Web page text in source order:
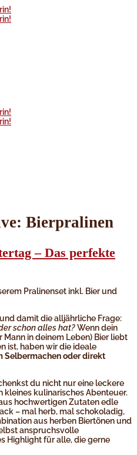
Bierpralinen
– Das perfekte
damit die alljährliche Frage:
schon alles hat?Wenn dein
in deinem Leben) Bier liebt
ist, haben wir die ideale
Selbermachen oder direkt
du nicht nur eine leckere
kleines kulinarisches Abenteuer.
hochwertigen Zutaten edle
– mal herb, mal schokoladig,
aus herben Biertönen und
anspruchsvolle
Highlight für alle, die gerne